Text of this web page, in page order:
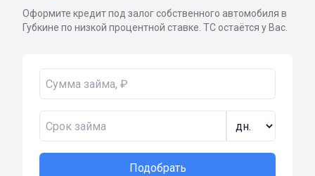
Оформите кредит под залог собственного автомобиля в
Губкине по низкой процентной ставке. ТС остаётся у Вас.
Подобрать